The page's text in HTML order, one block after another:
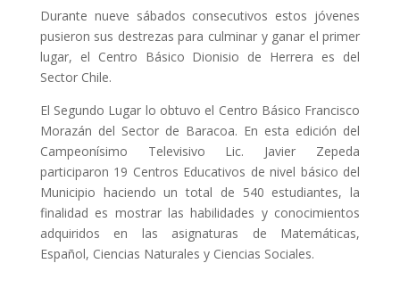
Durante nueve sábados consecutivos estos jóvenes
pusieron sus destrezas para culminar y ganar el primer
lugar, el Centro Básico Dionisio de Herrera es del
Sector Chile.
El Segundo Lugar lo obtuvo el Centro Básico Francisco
Morazán del Sector de Baracoa. En esta edición del
Campeonísimo Televisivo Lic. Javier Zepeda
participaron 19 Centros Educativos de nivel básico del
Municipio haciendo un total de 540 estudiantes, la
finalidad es mostrar las habilidades y conocimientos
adquiridos en las asignaturas de Matemáticas,
Español, Ciencias Naturales y Ciencias Sociales.